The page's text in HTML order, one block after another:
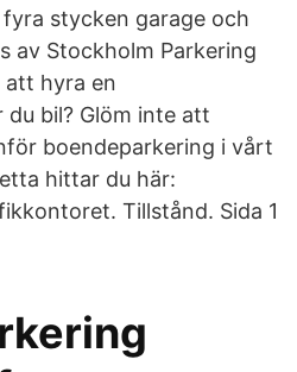
stycken garage och
av Stockholm Parkering
hyra en
du bil? Glöm inte att
boendeparkering i vårt
hittar du här:
Tillstånd. Sida 1